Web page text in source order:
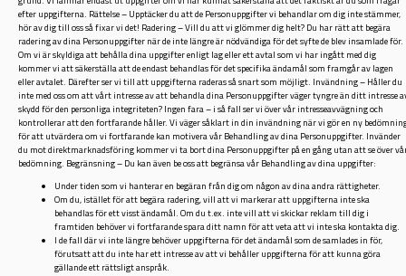
efter uppgifterna. Rättelse – Upptäcker du att de Personuppgifter vi behandlar om dig inte stämmer,
hör av dig till oss så fixar vi det! Radering – Vill du att vi glömmer dig helt? Du har rätt att begära
radering av dina Personuppgifter när de inte längre är nödvändiga för det syfte de blev insamlade för.
Om vi är skyldiga att behålla dina uppgifter enligt lag eller ett avtal som vi har ingått med dig
kommer vi att säkerställa att de endast behandlas för det specifika ändamål som framgår av lagen
eller avtalet. Därefter ser vi till att uppgifterna raderas så snart som möjligt. Invändning – Håller du
inte med oss om att vårt intresse av att behandla dina Personuppgifter väger tyngre än ditt intresse
skydd för den personliga integriteten? Ingen fara – i så fall ser vi över vår intresseavvägning och
kontrollerar att den fortfarande håller. Vi väger såklart in din invändning när vi gör en ny
för att utvärdera om vi fortfarande kan motivera vår Behandling av dina Personuppgifter. Invänder
du mot direktmarknadsföring kommer vi ta bort dina Personuppgifter på en gång utan att se över
bedömning. Begränsning – Du kan även be oss att begränsa vår Behandling av dina uppgifter:
Under tiden som vi hanterar en begäran från dig om någon av dina andra rättigheter.
Om du, istället för att begära radering, vill att vi markerar att uppgifterna inte ska
behandlas för ett visst ändamål. Om du t.ex. inte vill att vi skickar reklam till dig i
framtiden behöver vi fortfarande spara ditt namn för att veta att vi inte ska kontakta dig.
I de fall där vi inte längre behöver uppgifterna för det ändamål som de samlades in för,
förutsatt att du inte har ett intresse av att vi behåller uppgifterna för att kunna göra
gällande ett rättsligt anspråk.